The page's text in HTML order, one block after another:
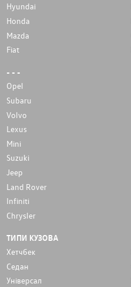
Hyundai
Honda
Mazda
Fiat
- - -
Opel
Subaru
Volvo
Lexus
Mini
Suzuki
Jeep
Land Rover
Infiniti
Chrysler
ТИПИ КУЗОВА
Хетчбек
Седан
Унiверсал